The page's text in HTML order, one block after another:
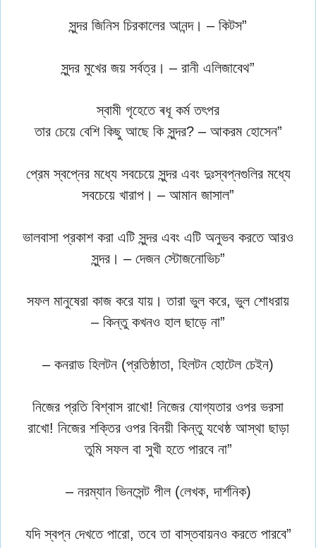
সুন্দর জিনিস চিরকালের আনন্দ। – কিটস”
সুন্দর মুখের জয় সর্বত্র। – রানী এলিজাবেথ”
স্বামী গৃহেতে ৰধূ কর্ম তৎপর
তার চেয়ে বেশি কিছু আছে কি সুন্দর? – আকরম হােসেন”
প্রেম স্বপ্নের মধ্যে সবচেয়ে সুন্দর এবং দুঃস্বপ্নগুলির মধ্যে
সবচেয়ে খারাপ। – আমান জাসাল”
ভালবাসা প্রকাশ করা এটি সুন্দর এবং এটি অনুভব করতে আরও
সুন্দর। – দেজন স্টোজনোভিচ”
সফল মানুষেরা কাজ করে যায়। তারা ভুল করে, ভুল শোধরায়
– কিন্তু কখনও হাল ছাড়ে না”
– কনরাড হিলটন (প্রতিষ্ঠাতা, হিলটন হোটেল চেইন)
নিজের প্রতি বিশ্বাস রাখো! নিজের যোগ্যতার ওপর ভরসা
রাখো! নিজের শক্তির ওপর বিনয়ী কিন্তু যথেষ্ঠ আস্থা ছাড়া
তুমি সফল বা সুখী হতে পারবে না”
– নরম্যান ভিনসেন্ট পীল (লেখক, দার্শনিক)
যদি স্বপ্ন দেখতে পারো, তবে তা বাস্তবায়নও করতে পারবে”